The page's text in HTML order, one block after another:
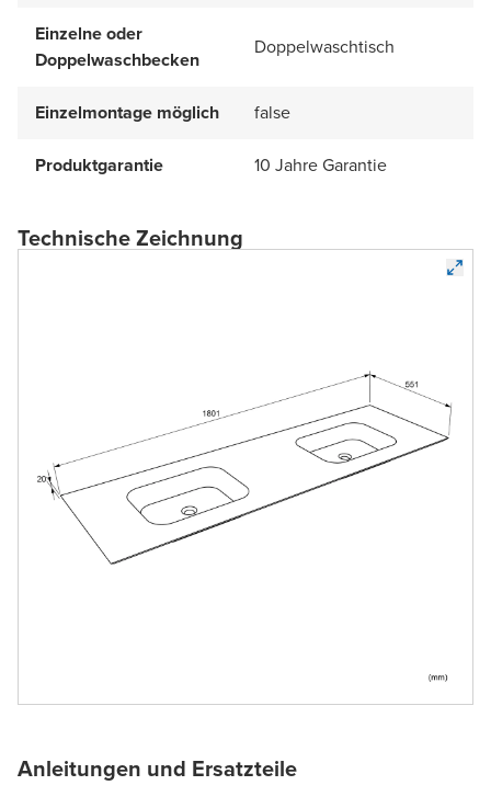
Einzelne oder
Doppelwaschbecken
Doppelwaschtisch
Einzelmontage möglich false
Produktgarantie 10 Jahre Garantie
Technische Zeichnung
Anleitungen und Ersatzteile